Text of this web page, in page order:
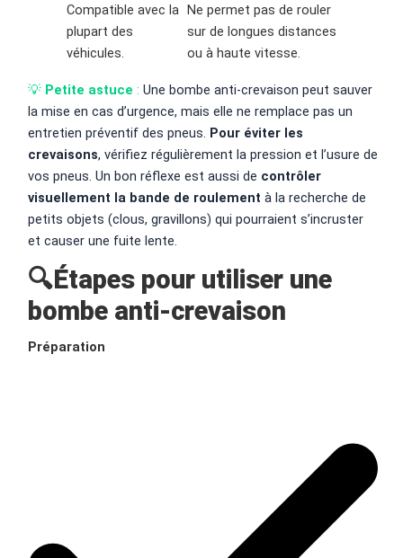
Compatible avec la
plupart des
véhicules.
Ne permet pas de rouler
sur de longues distances
ou à haute vitesse.
💡 Petite astuce : Une bombe anti-crevaison peut sauver
la mise en cas d’urgence, mais elle ne remplace pas un
entretien préventif des pneus. Pour éviter les
crevaisons, vérifiez régulièrement la pression et l’usure de
vos pneus. Un bon réflexe est aussi de contrôler
visuellement la bande de roulement à la recherche de
petits objets (clous, gravillons) qui pourraient s’incruster
et causer une fuite lente.
🔍Étapes pour utiliser une
bombe anti-crevaison
Préparation